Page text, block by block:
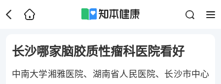
长沙哪家脑胶质性瘤科医院看好
中南大学湘雅医院、湖南省人民医院、长沙市中心